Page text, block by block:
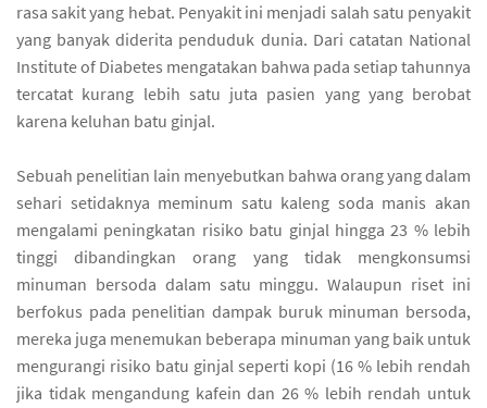
rasa sakit yang hebat. Penyakit ini menjadi salah satu penyakit
yang banyak diderita penduduk dunia. Dari catatan National
Institute of Diabetes mengatakan bahwa pada setiap tahunnya
tercatat kurang lebih satu juta pasien yang yang berobat
karena keluhan batu ginjal.
Sebuah penelitian lain menyebutkan bahwa orang yang dalam
sehari setidaknya meminum satu kaleng soda manis akan
mengalami peningkatan risiko batu ginjal hingga 23 % lebih
tinggi dibandingkan orang yang tidak mengkonsumsi
minuman bersoda dalam satu minggu. Walaupun riset ini
berfokus pada penelitian dampak buruk minuman bersoda,
mereka juga menemukan beberapa minuman yang baik untuk
mengurangi risiko batu ginjal seperti kopi (16 % lebih rendah
jika tidak mengandung kafein dan 26 % lebih rendah untuk